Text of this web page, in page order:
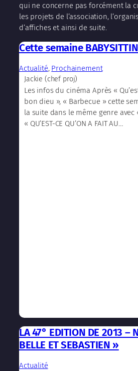
qui ne concerne pas forcément la
les projets de l’association,
d’affiches et ainsi de suite.
Cette semaine
Actualité, Prochainement
Jackie (chef proj)
Les infos du cinéma Après «
bon dieu », « Barbecue » cette
la suite dans le même genre avec
« QU’EST-CE QU’ON A FAIT AU…
LA 47° EDITION DE 2013 –
BELLE ET SEBASTIEN »
Actualité